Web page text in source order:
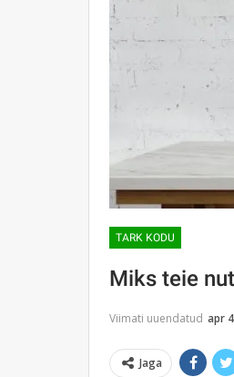
TARK KODU
Miks teie
Viimati uuendatud apr
Jaga